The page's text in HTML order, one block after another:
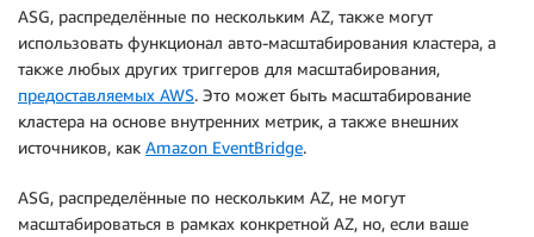
ASG, распределённые по нескольким AZ, также могут
использовать функционал авто-масштабирования кластера, а
также любых других триггеров для масштабирования,
предоставляемых AWS. Это может быть масштабирование
кластера на основе внутренних метрик, а также внешних
источников, как Amazon EventBridge.
ASG, распределённые по нескольким AZ, не могут
масштабироваться в рамках конкретной AZ, но, если ваше